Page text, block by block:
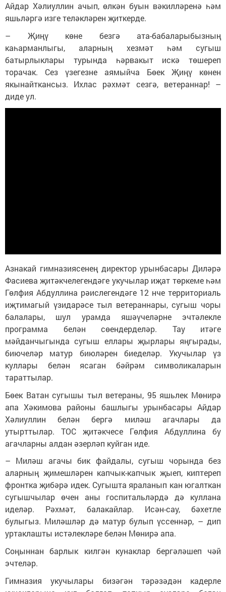
Айдар Хәлиуллин ачып, өлкән буын вәкилләренә һәм
яшьләргә изге теләкләрен җиткерде.
– Җиңү көне безгә ата-бабаларыбызның
каһарманлыгы, аларның хезмәт һәм сугыш
батырлыклары турында һәрвакыт искә төшереп
торачак. Сез үзегезне аямыйча Бөек Җиңү көнен
якынайткансыз. Ихлас рәхмәт сезгә, ветераннар! –
диде ул.
Азнакай гимназиясенең директор урынбасары Диләрә
Фасиева җитәкчелегендәге укучылар иҗат төркеме һәм
Гөлфия Абдуллина рәислегендәге 12 нче территориаль
иҗтимагый үзидарәсе тыл ветераннары, сугыш чоры
балалары, шул урамда яшәүчеләрне эчтәлекле
программа белән сөендерделәр. Тау итәге
мәйданчыгында сугыш еллары җырлары яңгырады,
биючеләр матур биюләрен биеделәр. Укучылар үз
куллары белән ясаган бәйрәм символикаларын
тараттылар.
Бөек Ватан сугышы тыл ветераны, 95 яшьлек Мөнирә
апа Хәкимова районы башлыгы урынбасары Айдар
Хәлиуллин белән бергә миләш агачлары да
утырттылар. ТОС җитәкчесе Гөлфия Абдуллина бу
агачларны алдан әзерләп куйган иде.
– Миләш агачы бик файдалы, сугыш чорында без
аларның җимешләрен капчык-капчык җыеп, киптереп
фронтка җибәрә идек. Сугышта яраланып кан югалткан
сугышчылар өчен аны госпитальләрдә дә куллана
иделәр. Рәхмәт, балакайлар. Исән-сау, бәхетле
булыгыз. Миләшләр дә матур булып үссеннәр, – дип
уртаклашты истәлекләре белән Мөнирә апа.
Соңыннан барлык килгән кунаклар бергәләшеп чәй
эчтеләр.
Гимназия укучылары бизәгән тәрәзәдән кадерле